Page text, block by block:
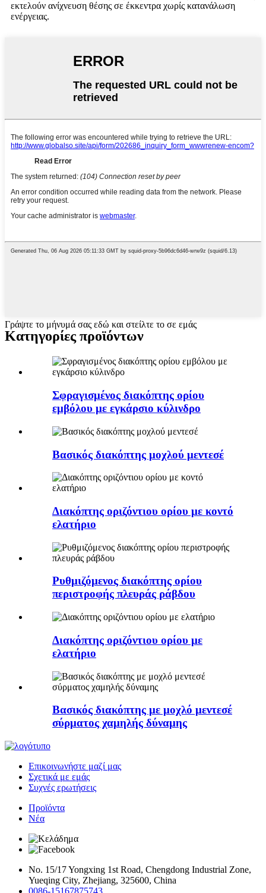
εκτελούν ανίχνευση θέσης σε έκκεντρα χωρίς κατανάλωση
ενέργειας.
Γράψτε το μήνυμά σας εδώ και στείλτε το σε εμάς
Κατηγορίες προϊόντων
Σφραγισμένος διακόπτης ορίου
εμβόλου με εγκάρσιο κύλινδρο
Βασικός διακόπτης μοχλού μεντεσέ
Διακόπτης οριζόντιου ορίου με κοντό
ελατήριο
Ρυθμιζόμενος διακόπτης ορίου
περιστροφής πλευράς ράβδου
Διακόπτης οριζόντιου ορίου με
ελατήριο
Βασικός διακόπτης με μοχλό μεντεσέ
σύρματος χαμηλής δύναμης
Επικοινωνήστε μαζί μας
Σχετικά με εμάς
Συχνές ερωτήσεις
Προϊόντα
Νέα
No. 15/17 Yongxing 1st Road, Chengdong Industrial Zone,
Yueqing City, Zhejiang, 325600, China
0086-15167875743